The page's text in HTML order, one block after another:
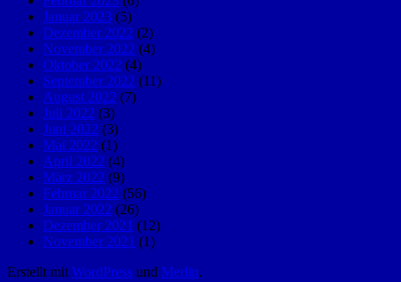
Januar 2023 (5)
Dezember 2022 (2)
November 2022 (4)
Oktober 2022 (4)
September 2022 (11)
August 2022 (7)
Juli 2022 (3)
Juni 2022 (3)
Mai 2022 (1)
April 2022 (4)
März 2022 (9)
Februar 2022 (56)
Januar 2022 (26)
Dezember 2021 (12)
November 2021 (1)
Erstellt mit WordPress und Merlin.